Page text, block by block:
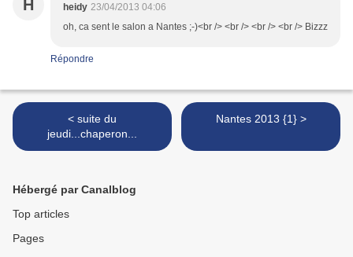
H heidy 23/04/2013 04:06
oh, ca sent le salon a Nantes ;-)<br /> <br /> <br /> <br /> Bizzz
Répondre
< suite du
jeudi...chaperon...
Nantes 2013 {1} >
Hébergé par Canalblog
Top articles
Pages